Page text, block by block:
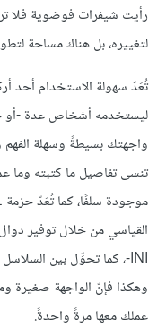
رأيت شيفرات فوضوية فلا
لتغييره، بل هناك مساحة
تُعَدّ سهولة الاستخدام أحد
ليستخدمه أشخاص عدة -
واجهتك بسيطةً وسهلة الفهم
تنسى تفاصيل ما كتبته وما
موجودة سلفًا، كما تُعَدّ حزمة
القياسي من خلال توفير دوال
INI-، كما تحوِّل بين السلاسل النصية والكائنات المجردة مثل
وهكذا فإنّ الواجهة صغيرة
عملك معها مرةً واحدةً.